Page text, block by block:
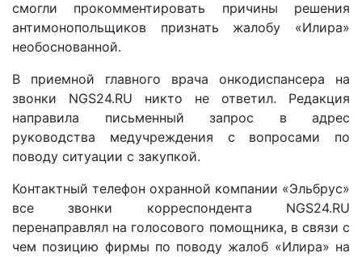
смогли прокомментировать причины решения
антимонопольщиков признать жалобу «Илира»
необоснованной.
В приемной главного врача онкодиспансера на
звонки NGS24.RU никто не ответил. Редакция
направила письменный запрос в адрес
руководства медучреждения с вопросами по
поводу ситуации с закупкой.
Контактный телефон охранной компании «Эльбрус»
все звонки корреспондента NGS24.RU
перенаправлял на голосового помощника, в связи с
чем позицию фирмы по поводу жалоб «Илира» на